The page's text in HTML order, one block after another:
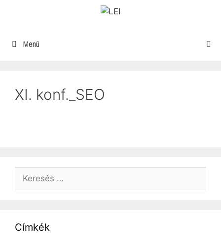
Menü
XI. konf._SEO
Címkék